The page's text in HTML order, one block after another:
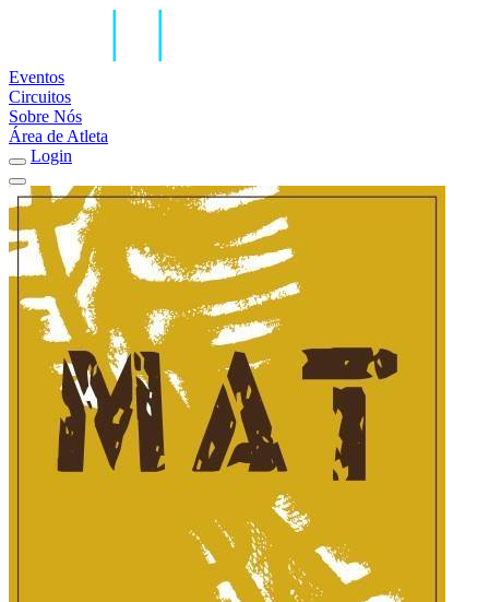
Eventos
Circuitos
Sobre Nós
Área de Atleta
Login